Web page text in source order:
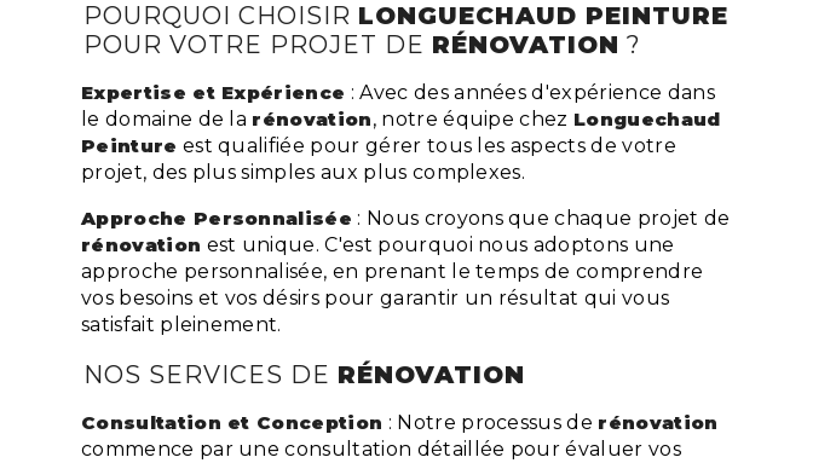
POURQUOI CHOISIR LONGUECHAUD PEINTURE
POUR VOTRE PROJET DE RÉNOVATION ?
Expertise et Expérience : Avec des années d'expérience dans
le domaine de la rénovation, notre équipe chez Longuechaud
Peinture est qualifiée pour gérer tous les aspects de votre
projet, des plus simples aux plus complexes.
Approche Personnalisée : Nous croyons que chaque projet de
rénovation est unique. C'est pourquoi nous adoptons une
approche personnalisée, en prenant le temps de comprendre
vos besoins et vos désirs pour garantir un résultat qui vous
satisfait pleinement.
NOS SERVICES DE RÉNOVATION
Consultation et Conception : Notre processus de rénovation
commence par une consultation détaillée pour évaluer vos